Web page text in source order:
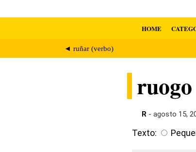
HOME
◄ ruñar (verbo)
ruogo
R - agosto 15,
Texto: